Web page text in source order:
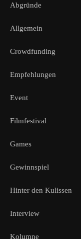
Abgründe
Allgemein
Crowdfunding
Empfehlungen
Event
Filmfestival
Games
Gewinnspiel
Hinter den Kulissen
Interview
Kolumne